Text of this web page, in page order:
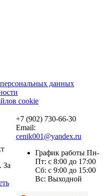
данных
cookie
За
+7 (902) 730-66-30
Email:
cenik001@yandex.ru
График работы Пн-
Пт: с 8:00 до 17:00
Сб: с 9:00 до 15:00
Вс: Выходной